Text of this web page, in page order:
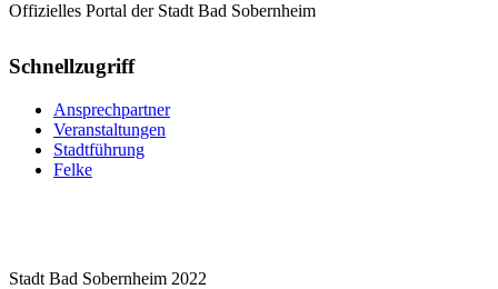
Offizielles Portal der Stadt Bad Sobernheim
Schnellzugriff
Ansprechpartner
Veranstaltungen
Stadtführung
Felke
Stadt Bad Sobernheim 2022